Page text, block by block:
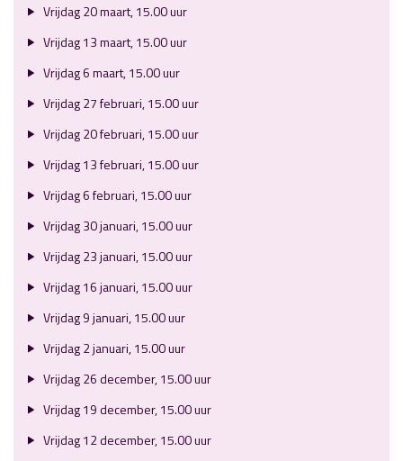
Vrijdag 20 maart, 15.00 uur
Vrijdag 13 maart, 15.00 uur
Vrijdag 6 maart, 15.00 uur
Vrijdag 27 februari, 15.00 uur
Vrijdag 20 februari, 15.00 uur
Vrijdag 13 februari, 15.00 uur
Vrijdag 6 februari, 15.00 uur
Vrijdag 30 januari, 15.00 uur
Vrijdag 23 januari, 15.00 uur
Vrijdag 16 januari, 15.00 uur
Vrijdag 9 januari, 15.00 uur
Vrijdag 2 januari, 15.00 uur
Vrijdag 26 december, 15.00 uur
Vrijdag 19 december, 15.00 uur
Vrijdag 12 december, 15.00 uur